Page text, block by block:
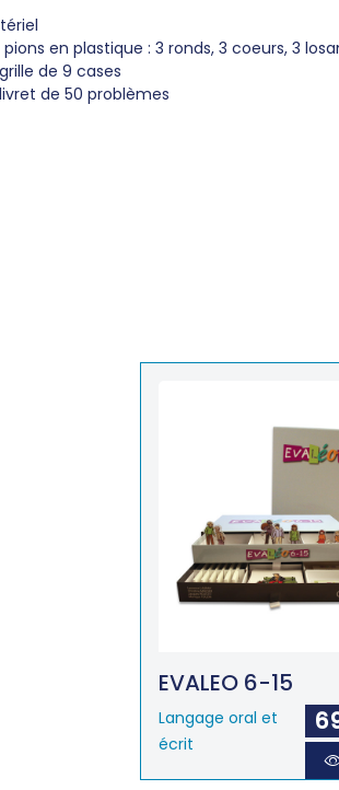
en plastique : 3 ronds, 3 coeurs, 3
de 9 cases
de 50 problèmes
EVALEO 6-15
Langage oral et
écrit